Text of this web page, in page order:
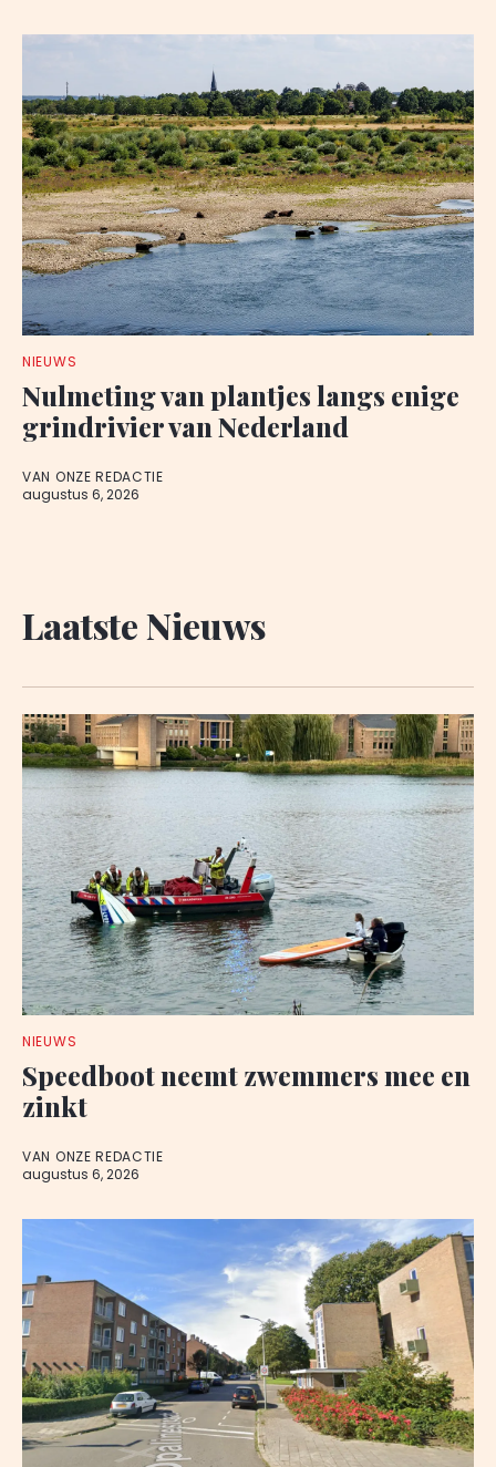
NIEUWS
Nulmeting van plantjes langs enige
grindrivier van Nederland
VAN ONZE REDACTIE
augustus 6, 2026
Laatste Nieuws
NIEUWS
Speedboot neemt zwemmers mee en
zinkt
VAN ONZE REDACTIE
augustus 6, 2026